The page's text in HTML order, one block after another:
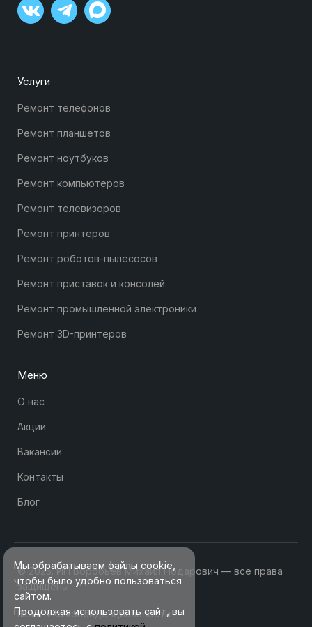
Услуги
Ремонт телефонов
Ремонт планшетов
Ремонт ноутбуков
Ремонт компьютеров
Ремонт телевизоров
Ремонт принтеров
Ремонт роботов-пылесосов
Ремонт приставок и консолей
Ремонт промышленной электроники
Ремонт 3D-принтеров
Меню
О нас
Акции
Вакансии
Контакты
Блог
© 2025. ИП Воробьев Михаил Нодарович — все права
защищены
Политика конфиденциальности
Мы обрабатываем файлы cookie,
чтобы было удобно пользоваться
сайтом.
Продолжая использовать сайт, вы